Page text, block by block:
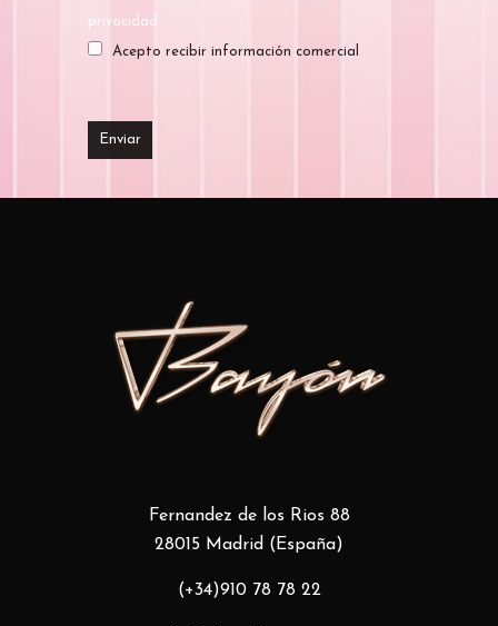
privacidad
Acepto recibir información comercial
Fernandez de los Rios 88
28015 Madrid (España)
(+34)910 78 78 22